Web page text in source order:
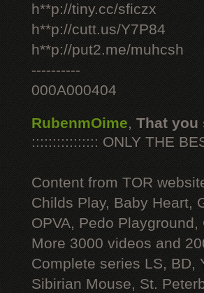
h**p://tiny.cc/sficzx
h**p://cutt.us/Y7P84
h**p://put2.me/muhcsh
----------
000A000404
RubenmOime, That you
:::::::::::::::: ONLY THE
Content from TOR
Childs Play, Baby Heart,
OPVA, Pedo
More 3000 videos and
Complete series LS, BD,
Sibirian Mouse, St.